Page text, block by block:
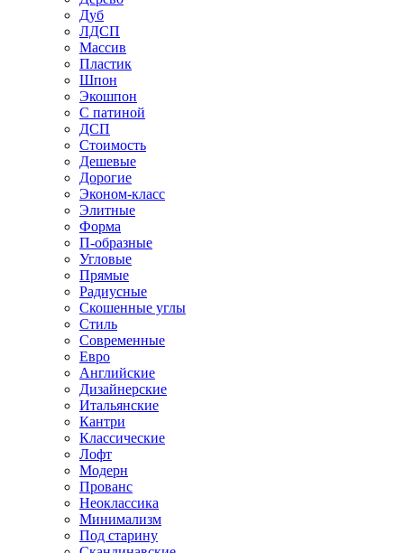
Дуб
ЛДСП
Массив
Пластик
Шпон
Экошпон
С патиной
ДСП
Стоимость
Дешевые
Дорогие
Эконом-класс
Элитные
Форма
П-образные
Угловые
Прямые
Радиусные
Скошенные углы
Стиль
Современные
Евро
Английские
Дизайнерские
Итальянские
Кантри
Классические
Лофт
Модерн
Прованс
Неоклассика
Минимализм
Под старину